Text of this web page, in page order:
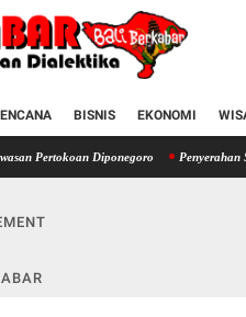
BISNIS EKONOMI
Diponegoro Penyerahan SIM